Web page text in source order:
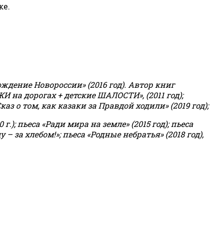
Новороссии» (2016 год). Автор книг
на дорогах + детские ШАЛОСТИ», (2011 год);
о том, как казаки за Правдой ходили» (2019 год);
пьеса «Ради мира на земле» (2015 год); пьеса
– за хлебом!»;пьеса «Родные небратья» (2018 год),